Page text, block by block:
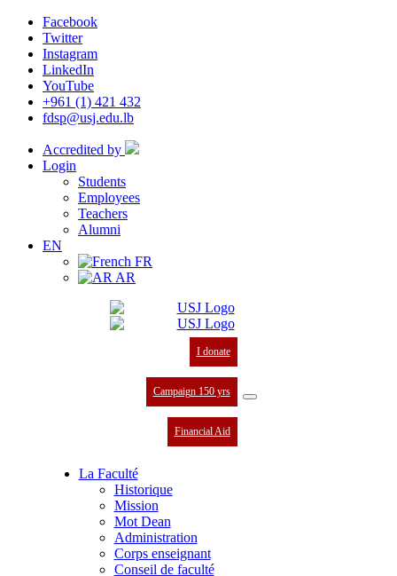
Facebook
Twitter
Instagram
LinkedIn
YouTube
+961 (1) 421 432
fdsp@usj.edu.lb
Accredited by
Login
Students
Employees
Teachers
Alumni
EN
FR
AR
I donate
Campaign 150 yrs
Financial Aid
La Faculté
Historique
Mission
Mot Dean
Administration
Corps enseignant
Conseil de faculté